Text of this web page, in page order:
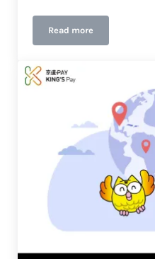
Read more2025年春節服務提醒